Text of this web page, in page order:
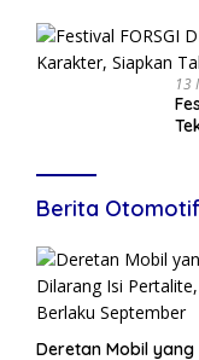
13
Berita Otomotif
Deretan Mobil yang